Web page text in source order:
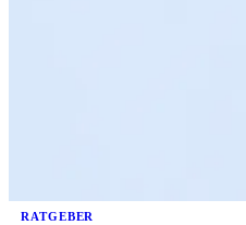
RATGEBER